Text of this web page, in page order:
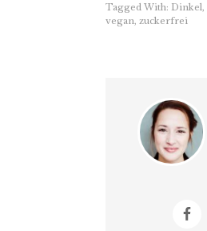
Tagged With: Dinkel
vegan zuckerfrei